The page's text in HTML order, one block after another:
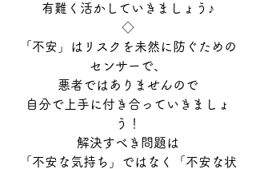
有難く活かしていきましょう♪
◇
「不安」はリスクを未然に防ぐための
センサーで、
悪者ではありませんので
自分で上手に付き合っていきましょ
う！
解決すべき問題は
「不安な気持ち」ではなく「不安な状